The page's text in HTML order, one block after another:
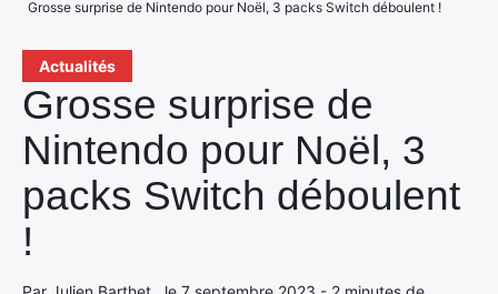
Actualités
Grosse surprise de
Nintendo pour Noël, 3
packs Switch déboulent
!
Grosse surprise de Nintendo pour Noël, 3 packs Switch déboulent !